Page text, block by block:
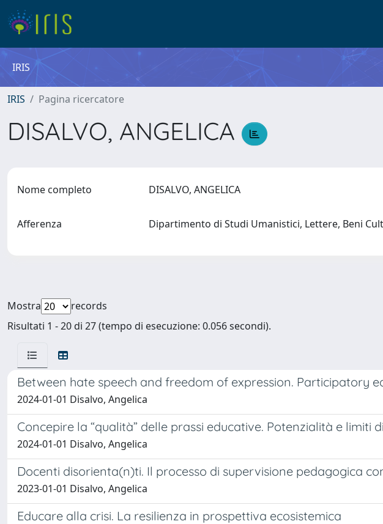
IRIS
IRIS Pagina ricercatore
DISALVO, ANGELICA
Nome completo DISALVO, ANGELICA
Afferenza Dipartimento di Studi Umanistici, Lettere, Beni
Mostra
records
Risultati 1 - 20 di 27 (tempo di esecuzione: 0.056 secondi).
Between hate speech and freedom of expression. Participatory
2024-01-01 Disalvo, Angelica
Concepire la “qualità” delle prassi educative. Potenzialità e limiti
2024-01-01 Disalvo, Angelica
Docenti disorienta(n)ti. Il processo di supervisione pedagogica
2023-01-01 Disalvo, Angelica
Educare alla crisi. La resilienza in prospettiva ecosistemica